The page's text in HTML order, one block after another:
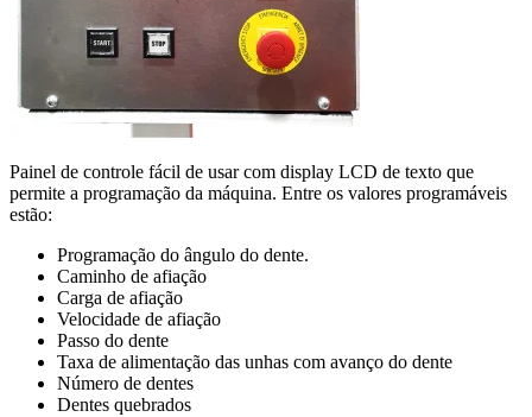
Painel de controle fácil de usar com display LCD de texto que
permite a programação da máquina. Entre os valores programáveis
estão:
Programação do ângulo do dente.
Caminho de afiação
Carga de afiação
Velocidade de afiação
Passo do dente
Taxa de alimentação das unhas com avanço do dente
Número de dentes
Dentes quebrados